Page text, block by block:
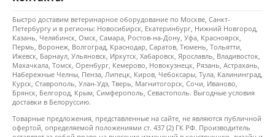
Быстро доставим ветеринарное оборудование по Москве, Санкт-
Петербургу и в регионы: Новосибирск, Екатеринбург, Нижний Новгород,
Казань, Челябинск, Омск, Самара, Ростов-на-Дону, Уфа, Красноярск,
Пермь, Воронеж, Волгоград, Краснодар, Саратов, Тюмень, Тольятти,
Ижевск, Барнаул, Ульяновск, Иркутск, Хабаровск, Ярославль, Владивосток,
Махачкала, Томск, Оренбург, Кемерово, Новокузнецк, Рязань, Астрахань,
Набережные Челны, Пенза, Липецк, Киров, Чебоксары, Тула, Калининград,
Курск, Ставрополь, Улан-Удэ, Тверь, Магнитогорск, Сочи, Иваново,
Брянск, Белгород, Крым, Симферополь, Севастополь. Выгодные условия
доставки в Белоруссию.
Товарные предложения, представленные на сайте, не являются публичной
офертой, определяемой положениями ст. 437 (2) ГК РФ. Производитель